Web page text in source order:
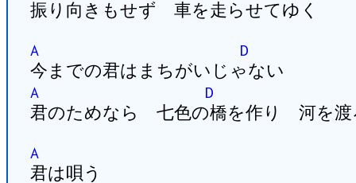
振り向きもせず 車を走らせてゆく
A
D
今までの君はまちがいじゃない
A
D
君のためなら 七色の橋を作り 河を渡
A
君は唄う